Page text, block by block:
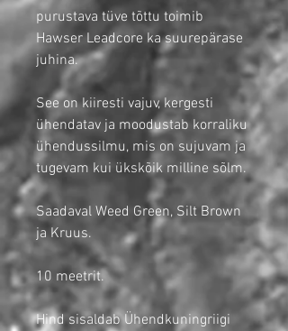
purustava tüve tõttu toimib
Hawser Leadcore ka suurepärase
juhina.
See on kiiresti vajuv, kergesti
ühendatav ja moodustab korraliku
ühendussilmu, mis on sujuvam ja
tugevam kui ükskõik milline sõlm.
Saadaval Weed Green, Silt Brown
ja Kruus.
10 meetrit.
Hind sisaldab Ühendkuningriigi